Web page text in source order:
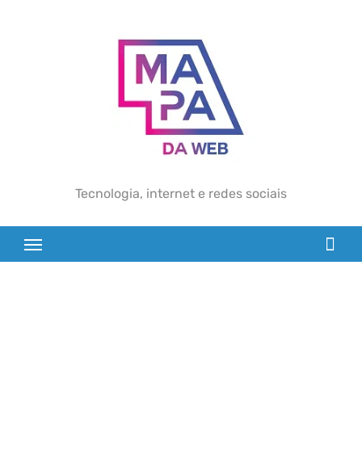
Tecnologia, internet e redes sociais